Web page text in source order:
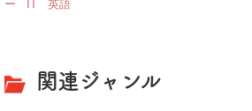
ー
IT 英語
関連ジャンル